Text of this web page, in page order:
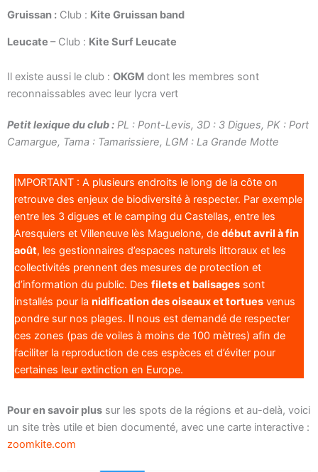
Gruissan : Club : Kite Gruissan band
Leucate – Club : Kite Surf Leucate
Il existe aussi le club : OKGM dont les membres sont
reconnaissables avec leur lycra vert
Petit lexique du club : PL : Pont-Levis, 3D : 3 Digues, PK : Port
Camargue, Tama : Tamarissiere, LGM : La Grande Motte
IMPORTANT : A plusieurs endroits le long de la côte on
retrouve des enjeux de biodiversité à respecter. Par exemple
entre les 3 digues et le camping du Castellas, entre les
Aresquiers et Villeneuve lès Maguelone, de début avril à fin
août, les gestionnaires d’espaces naturels littoraux et les
collectivités prennent des mesures de protection et
d’information du public. Des filets et balisages sont
installés pour la nidification des oiseaux et tortues venus
pondre sur nos plages. Il nous est demandé de respecter
ces zones (pas de voiles à moins de 100 mètres) afin de
faciliter la reproduction de ces espèces et d’éviter pour
certaines leur extinction en Europe.
Pour en savoir plus sur les spots de la régions et au-delà, voici
un site très utile et bien documenté, avec une carte interactive :
zoomkite.com